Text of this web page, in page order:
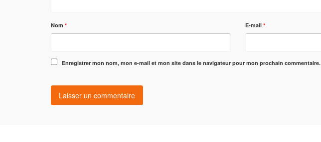
Nom * E-mail *
Enregistrer mon nom, mon e-mail et mon site dans le navigateur pour mon prochain commentaire.